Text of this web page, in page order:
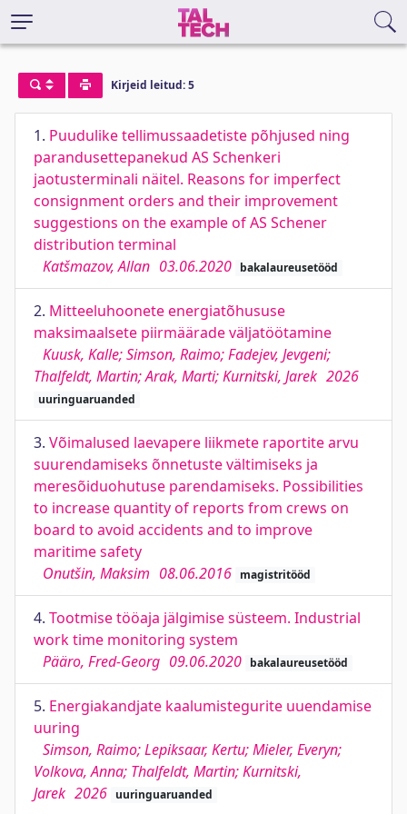
Kirjeid leitud: 5
1. Puudulike tellimussaadetiste põhjused ning
parandusettepanekud AS Schenkeri
jaotusterminali näitel. Reasons for imperfect
consignment orders and their improvement
suggestions on the example of AS Schener
distribution terminal
Katšmazov, Allan 03.06.2020 bakalaureusetööd
2. Mitteeluhoonete energiatõhususe
maksimaalsete piirmäärade väljatöötamine
Kuusk, Kalle; Simson, Raimo; Fadejev, Jevgeni;
Thalfeldt, Martin; Arak, Marti; Kurnitski, Jarek 2026
uuringuaruanded
3. Võimalused laevapere liikmete raportite arvu
suurendamiseks õnnetuste vältimiseks ja
meresõiduohutuse parendamiseks. Possibilities
to increase quantity of reports from crews on
board to avoid accidents and to improve
maritime safety
Onutšin, Maksim 08.06.2016 magistritööd
4. Tootmise tööaja jälgimise süsteem. Industrial
work time monitoring system
Pääro, Fred-Georg 09.06.2020 bakalaureusetööd
5. Energiakandjate kaalumistegurite uuendamise
uuring
Simson, Raimo; Lepiksaar, Kertu; Mieler, Everyn;
Volkova, Anna; Thalfeldt, Martin; Kurnitski,
Jarek 2026 uuringuaruanded